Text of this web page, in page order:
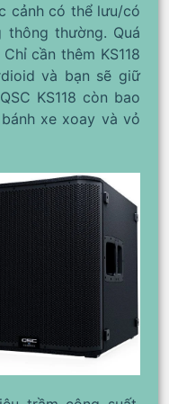
cảnh có thể lưu/có
thường. Quá
cần thêm KS118
và bạn sẽ giữ
KS118 còn bao
xe xoay và vỏ